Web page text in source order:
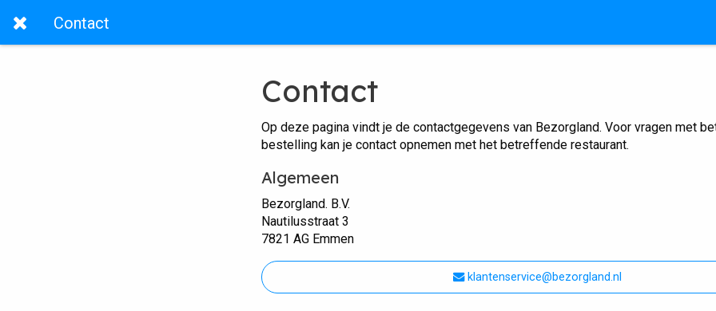
Contact
Contact
Op deze pagina vindt je de contactgegevens van Bezorgland. Voor vragen met
bestelling kan je contact opnemen met het betreffende restaurant.
Algemeen
Bezorgland. B.V.
Nautilusstraat 3
7821 AG Emmen
klantenservice@bezorgland.nl